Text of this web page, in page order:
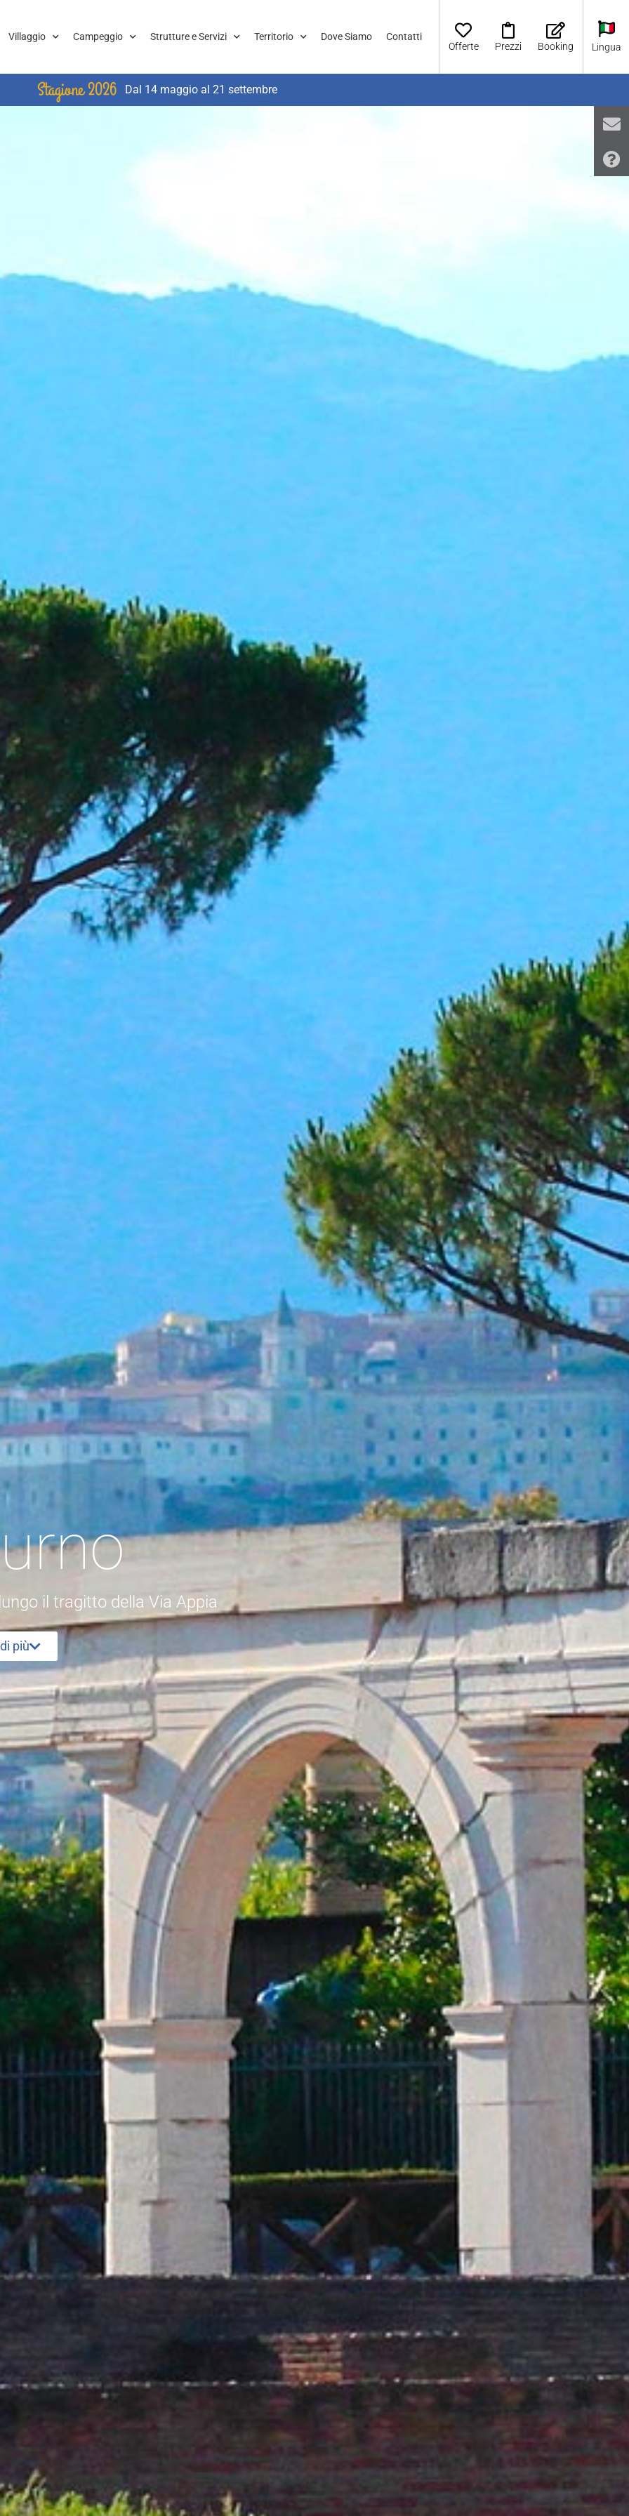
Villaggio Campeggio Strutture e Servizi Territorio Dove Siamo
Contatti
Offerte
Prezzi Booking Lingua
Stagione 2026 Dal 14 maggio al 21 settembre
il tragitto della Via Appia
più